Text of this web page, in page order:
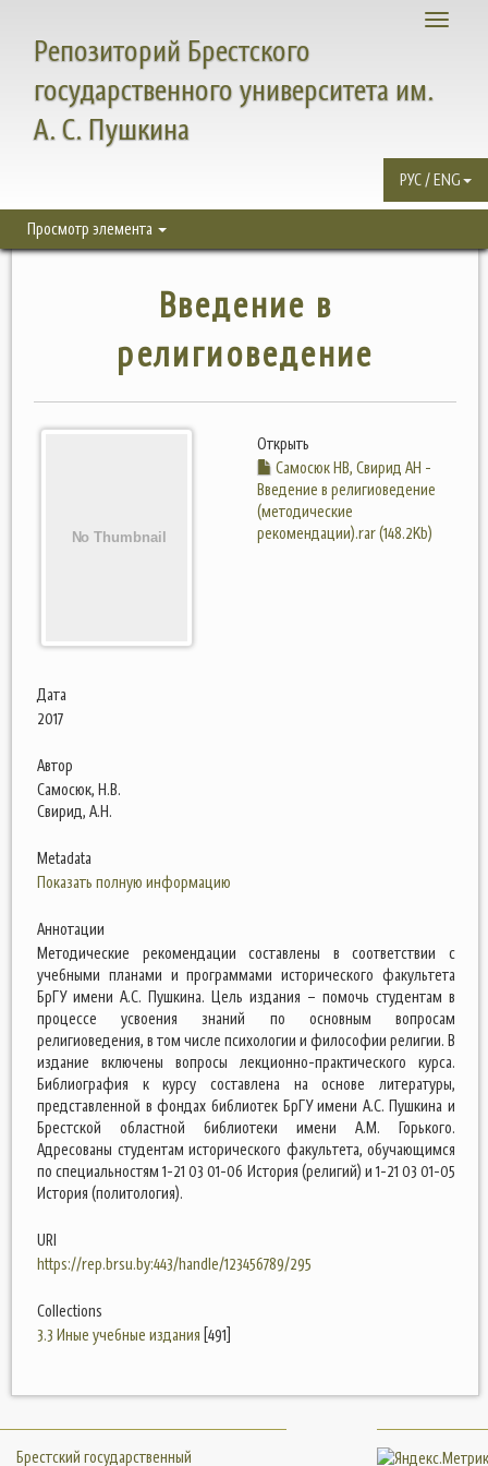
Toggle
Репозиторий Брестского
государственного университета им.
А. С. Пушкина
РУС / ENG
Просмотр элемента
Введение в
религиоведение
Открыть
Самосюк НВ, Свирид АН -
Введение в религиоведение
(методические
рекомендации).rar (148.2Kb)
Дата
2017
Автор
Самосюк, Н.В.
Свирид, А.Н.
Metadata
Показать полную информацию
Аннотации
Методические рекомендации составлены в соответствии с
учебными планами и программами исторического факультета
БрГУ имени А.С. Пушкина. Цель издания – помочь студентам в
процессе усвоения знаний по основным вопросам
религиоведения, в том числе психологии и философии религии. В
издание включены вопросы лекционно-практического курса.
Библиография к курсу составлена на основе литературы,
представленной в фондах библиотек БрГУ имени А.С. Пушкина и
Брестской областной библиотеки имени А.М. Горького.
Адресованы студентам исторического факультета, обучающимся
по специальностям 1-21 03 01-06 История (религий) и 1-21 03 01-05
История (политология).
URI
https://rep.brsu.by:443/handle/123456789/295
Collections
3.3 Иные учебные издания [491]
Брестский государственный